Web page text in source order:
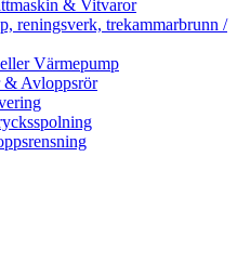
& Vitvaror
reningsverk, trekammarbrunn /
Värmepump
& Avloppsrör